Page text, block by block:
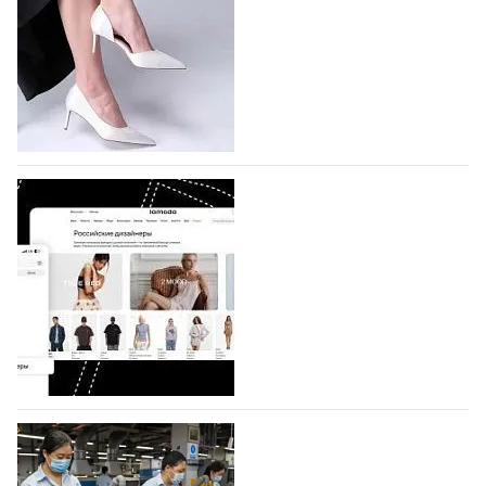
На участие в седьмой Московской неделе моды,
которая пройдет в российской столице с 26 сентября
по 1 октября, уже подано 1047 заявок. Примерно
половину из них (494) прислали дизайнеры,
коллекции которых не были представлены в…
07.08.2026 578
BALLINA представит свои новинки на Euro
Shoes
Компания BALLINA Guangzhou Lihuang Footwear
Co., Ltd., основанная в 2011 году и расположенная в
Гуанчжоу, столице моды Китая, является
профессиональной обувной компанией,
объединяющей разработку, производство и…
07.08.2026 433
На платформе Lamoda - новый раздел и
условия продвижения локальных